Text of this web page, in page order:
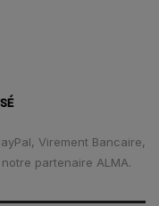
Virement Bancaire,
partenaire ALMA.